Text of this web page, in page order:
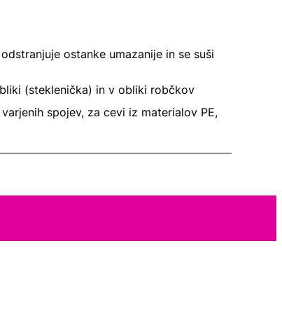
ostanke umazanije in se suši
(steklenička) in v obliki robčkov
spojev, za cevi iz materialov PE,